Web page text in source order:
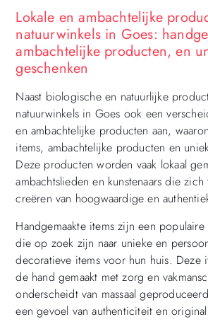
Lokale en ambachtelijke
natuurwinkels in Goes:
ambachtelijke producten, en
geschenken
Naast biologische en natuurlijke
natuurwinkels in Goes ook een
en ambachtelijke producten aan,
items, ambachtelijke producten en
Deze producten worden vaak lokaal
ambachtslieden en kunstenaars die
creëren van hoogwaardige en
Handgemaakte items zijn een
die op zoek zijn naar unieke en
decoratieve items voor hun huis. Deze
de hand gemaakt met zorg en
onderscheidt van massaal
een gevoel van authenticiteit en